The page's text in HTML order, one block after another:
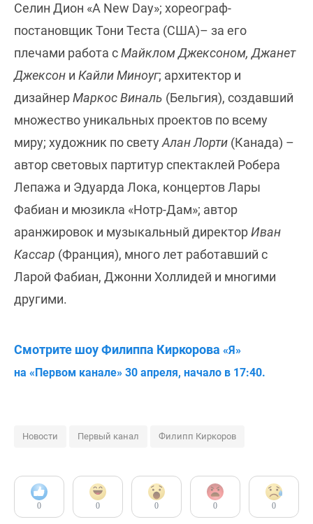
Селин Дион «A New Day»; хореограф-
постановщик Тони Теста (США)– за его
плечами работа сМайклом Джексоном, Джанет
Джексон и Кайли Миноуг; архитектор и
дизайнерМаркос Виналь (Бельгия), создавший
множество уникальных проектов по всему
миру; художник по светуАлан Лорти (Канада) –
автор световых партитур спектаклей Робера
Лепажа и Эдуарда Лока, концертов Лары
Фабиан и мюзикла «Нотр-Дам»; автор
аранжировок и музыкальный директорИван
Кассар (Франция), много лет работавший с
Ларой Фабиан, Джонни Холлидей и многими
другими.
Смотрите шоу Филиппа Киркорова «Я»
на «Первом канале» 30 апреля, начало в 17:40.
Новости Первый канал Филипп Киркоров
0 0 0 0 0